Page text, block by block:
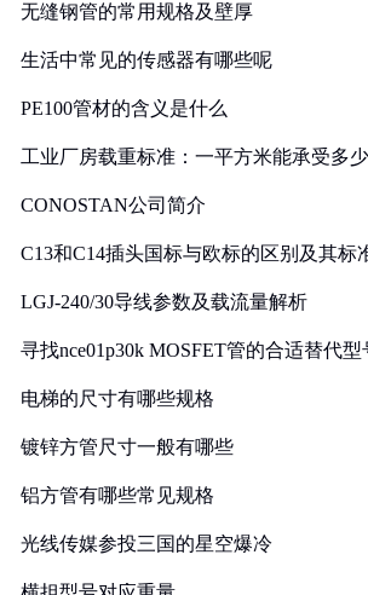
无缝钢管的常用规格及壁厚
生活中常见的传感器有哪些呢
PE100管材的含义是什么
工业厂房载重标准：一平方米能承受多
CONOSTAN公司简介
C13和C14插头国标与欧标的区别及其标
LGJ-240/30导线参数及载流量解析
寻找nce01p30k MOSFET管的合适替代型
电梯的尺寸有哪些规格
镀锌方管尺寸一般有哪些
铝方管有哪些常见规格
光线传媒参投三国的星空爆冷